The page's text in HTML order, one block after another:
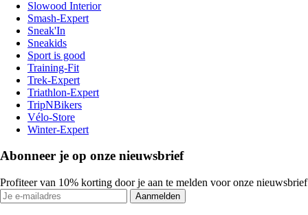
Slowood Interior
Smash-Expert
Sneak'In
Sneakids
Sport is good
Training-Fit
Trek-Expert
Triathlon-Expert
TripNBikers
Vélo-Store
Winter-Expert
Abonneer je op onze nieuwsbrief
Profiteer van 10% korting door je aan te melden voor onze nieuwsbrief
Aanmelden